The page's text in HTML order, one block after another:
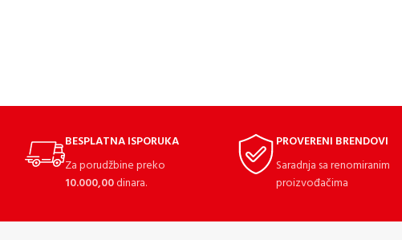
BESPLATNA ISPORUKA
Za porudžbine preko
10.000,00dinara.
PROVERENI BRENDOVI
Saradnja sa renomiranim
proizvođačima